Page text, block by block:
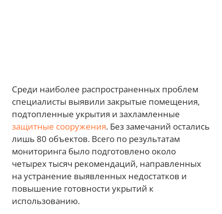
Среди наиболее распространенных проблем
специалисты выявили закрытые помещения,
подтопленные укрытия и захламленные
защитные сооружения. Без замечаний остались
лишь 80 объектов. Всего по результатам
мониторинга было подготовлено около
четырех тысяч рекомендаций, направленных
на устранение выявленных недостатков и
повышение готовности укрытий к
использованию.